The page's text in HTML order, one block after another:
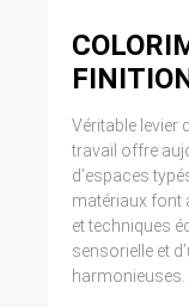
Véritable levier
travail offre
d’espaces
matériaux font
et techniques
sensorielle et
harmonieuses.